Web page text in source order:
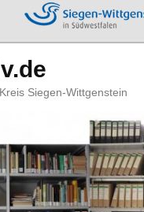
Siegen-Wittgenstein